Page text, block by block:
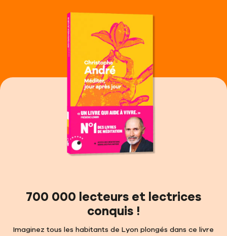
700 000 lecteurs et lectrices
conquis !
Imaginez tous les habitants de Lyon plongés dans ce livre